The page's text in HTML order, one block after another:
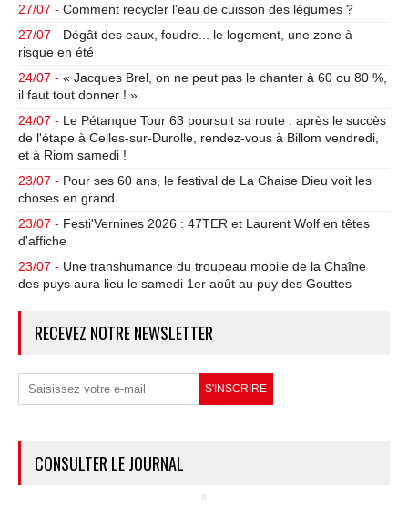
27/07 - Comment recycler l'eau de cuisson des légumes ?
27/07 - Dégât des eaux, foudre... le logement, une zone à
risque en été
24/07 - « Jacques Brel, on ne peut pas le chanter à 60 ou 80 %,
il faut tout donner ! »
24/07 - Le Pétanque Tour 63 poursuit sa route : après le succès
de l'étape à Celles-sur-Durolle, rendez-vous à Billom vendredi,
et à Riom samedi !
23/07 - Pour ses 60 ans, le festival de La Chaise Dieu voit les
choses en grand
23/07 - Festi'Vernines 2026 : 47TER et Laurent Wolf en têtes
d'affiche
23/07 - Une transhumance du troupeau mobile de la Chaîne
des puys aura lieu le samedi 1er août au puy des Gouttes
RECEVEZ NOTRE NEWSLETTER
CONSULTER LE JOURNAL